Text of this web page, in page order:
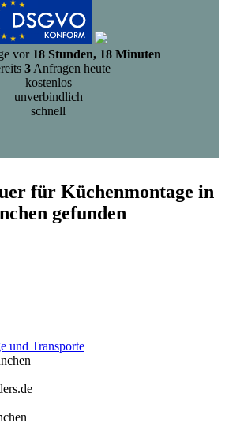
vor 18 Stunden, 18 Minuten
3Anfragen heute
kostenlos
unverbindlich
schnell
für Küchenmontage in
gefunden
und Transporte